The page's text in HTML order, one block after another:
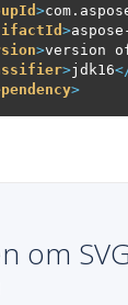
>
>
>version
>jdk16
>
om